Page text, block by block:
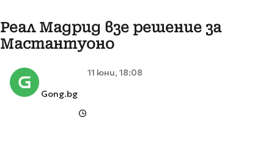
Реал Мадрид взе решение за
Мастантуоно
Gong.bg
11 юни, 18:08